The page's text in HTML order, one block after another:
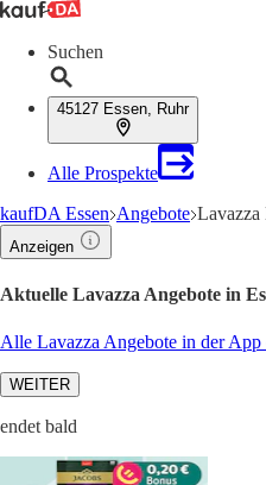
Suchen
45127 Essen, Ruhr
Alle Prospekte
kaufDA Essen Angebote Lavazza
Anzeigen
Aktuelle Lavazza Angebote in
Alle Lavazza Angebote in der App
WEITER
endet bald